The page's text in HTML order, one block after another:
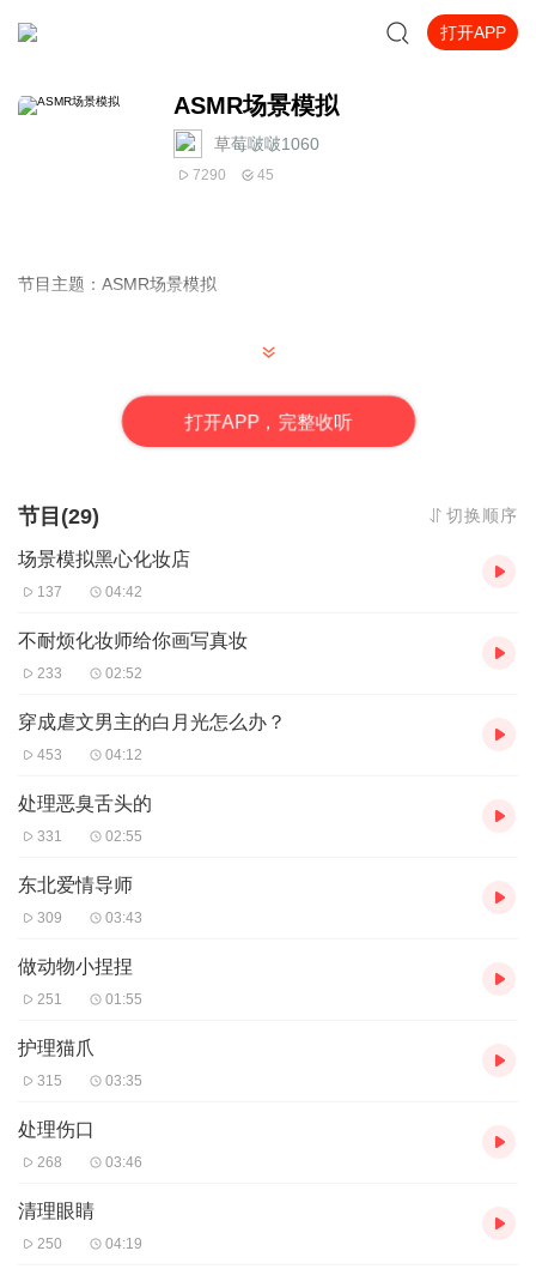
打开APP
ASMR场景模拟
草莓啵啵1060
7290 45
节目主题：ASMR场景模拟
主播的话：声控解压
打开APP，完整收听
节目(29) 切换顺序
场景模拟黑心化妆店
137 04:42
不耐烦化妆师给你画写真妆
233 02:52
穿成虐文男主的白月光怎么办？
453 04:12
处理恶臭舌头的
331 02:55
东北爱情导师
309 03:43
做动物小捏捏
251 01:55
护理猫爪
315 03:35
处理伤口
268 03:46
清理眼睛
250 04:19